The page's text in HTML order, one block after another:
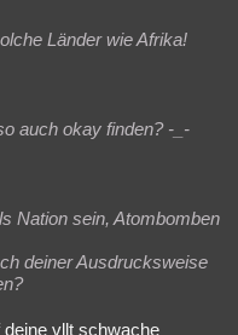
Länder wie Afrika!
auch okay finden? -_-
Nation sein, Atombomben
deiner Ausdrucksweise
deine vllt schwache